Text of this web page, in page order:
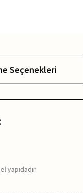
Seçenekleri
yapıdadır.